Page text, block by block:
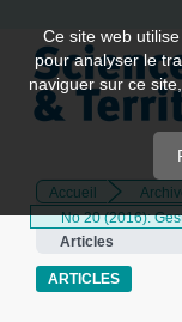
Quick
jump
page
Main
Navigation
Main
Content
Accueil
No 20 (2016):
Articles
ARTICLES
Ce site web
pour analyser le
naviguer sur ce